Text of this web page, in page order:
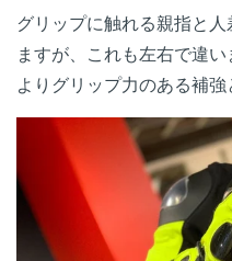
グリップに触れる親指と
ますが、これも左右で違い
よりグリップ力のある補強